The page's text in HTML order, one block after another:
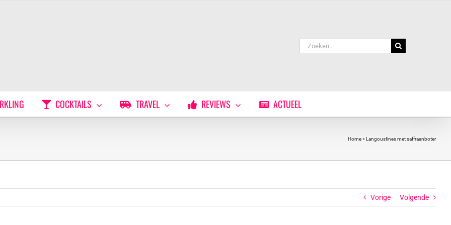
Zoeken
naar:
COCKTAILS TRAVEL REVIEWS ACTUEEL
Home» Langoustines met saffraanboter
Vorige Volgende